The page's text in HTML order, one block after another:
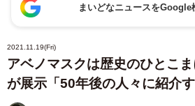
まいどなニュースをGoogle
2021.11.19(Fri)
アベノマスクは歴史のひとこ
が展示「50年後の人々に紹介す